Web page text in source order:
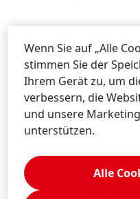
Der Trend zu kurzen
Mitarbeiter:innen leicht,
Tag einzubauen.
Wenn Sie auf „Alle
stimmen Sie der
Ihrem Gerät zu, um
verbessern, die
und unsere
unterstützen.
Alle